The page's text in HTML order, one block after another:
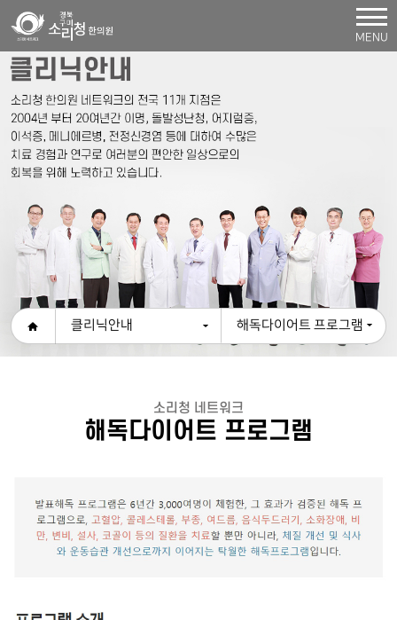
MENU
클리닉안내 해독다이어트 프로그램
소리청 네트워크
해독다이어트 프로그램